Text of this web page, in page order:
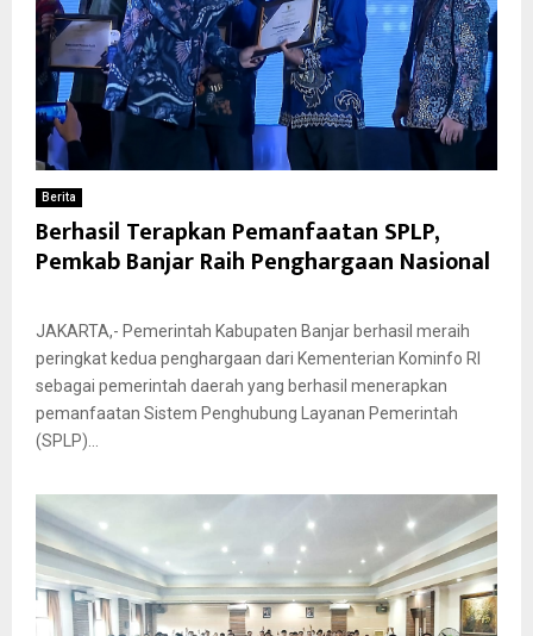
Berita
Berhasil Terapkan Pemanfaatan SPLP,
Pemkab Banjar Raih Penghargaan Nasional
JAKARTA,- Pemerintah Kabupaten Banjar berhasil meraih
peringkat kedua penghargaan dari Kementerian Kominfo RI
sebagai pemerintah daerah yang berhasil menerapkan
pemanfaatan Sistem Penghubung Layanan Pemerintah
(SPLP)...